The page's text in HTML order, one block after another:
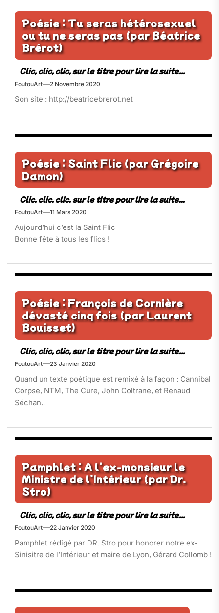
Poésie : Tu seras hétérosexuel
ou tu ne seras pas (par Béatrice
Brérot)
FoutouArt 2 Novembre 2020
Son site : http://beatricebrerot.net
Poésie : Saint Flic (par Grégoire
Damon)
FoutouArt 11 Mars 2020
Aujourd’hui c’est la Saint Flic
Bonne fête à tous les flics !
Poésie : François de Cornière
dévasté cinq fois (par Laurent
Bouisset)
FoutouArt 23 Janvier 2020
Quand un texte poétique est remixé à la façon : Cannibal
Corpse, NTM, The Cure, John Coltrane, et Renaud
Séchan..
Pamphlet : A l’ex-monsieur le
Ministre de l’Intérieur (par Dr.
Stro)
FoutouArt 22 Janvier 2020
Pamphlet rédigé par DR. Stro pour honorer notre ex-
Sinisitre de l’Intérieur et maire de Lyon, Gérard Collomb !